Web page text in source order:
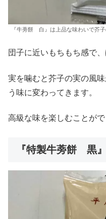
『牛蒡餅 白』は上品な味わいで芥
団子に近いもちもち感で
実を噛むと芥子の実の風
う味に変わってきます。
高級な味を楽しむことがで
『特製牛蒡餅 黒』